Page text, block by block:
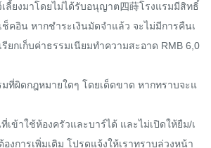
ลี้ยงมาโดยไม่ได้รับอนุญาต四蒔โรงแรมมีสิทธิ์
ช็คอิน หากชำระเงินมัดจำแล้ว จะไม่มีการคืนเ
ยกเก็บค่าธรรมเนียมทำความสะอาด RMB 6,0
ที่ผิดกฎหมายใดๆ โดยเด็ดขาด หากทราบจะแ
เข้าใช้ห้องครัวและบาร์ได้ และไม่เปิดให้ยืม/เ
การเพิ่มเติม โปรดแจ้งให้เราทราบล่วงหน้า